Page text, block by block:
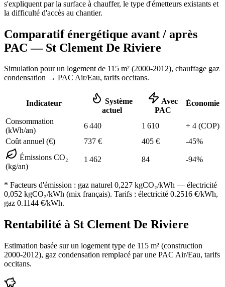
s'expliquent par la surface à chauffer, le type d'émetteurs existants et
la difficulté d'accès au chantier.
Comparatif énergétique avant / après
PAC — St Clement De Riviere
Simulation pour un logement de 115 m² (2000-2012), chauffage gaz
condensation → PAC Air/Eau, tarifs occitans.
Indicateur
Système
actuel
Avec
PAC
Économie
Consommation
(kWh/an)
6 440 1 610 ÷ 4 (COP)
Coût annuel (€)
737 € 405 € -45%
Émissions CO₂
(kg/an)
1 462 84 -94%
* Facteurs d'émission : gaz naturel 0,227 kgCO₂/kWh — électricité
0,052 kgCO₂/kWh (mix français). Tarifs : électricité 0.2516 €/kWh,
gaz 0.1144 €/kWh.
Rentabilité à St Clement De Riviere
Estimation basée sur un logement type de 115 m² (construction
2000-2012), gaz condensation remplacé par une PAC Air/Eau, tarifs
occitans.